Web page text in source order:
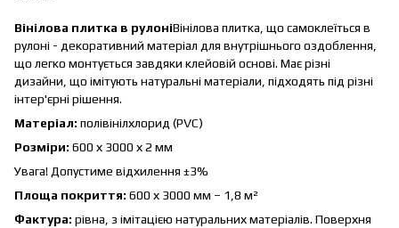
Вінілова плитка в рулоніВінілова плитка, що самоклеїться в
рулоні - декоративний матеріал для внутрішнього оздоблення,
що легко монтується завдяки клейовій основі. Має різні
дизайни, що імітують натуральні матеріали, підходять під різні
інтер'єрні рішення.
Матеріал: полівінілхлорид (PVC)
Розміри: 600 х 3000 х 2 мм
Увага! Допустиме відхилення ±3%
Площа покриття: 600 х 3000 мм – 1,8 м²
Фактура: рівна, з імітацією натуральних матеріалів. Поверхня